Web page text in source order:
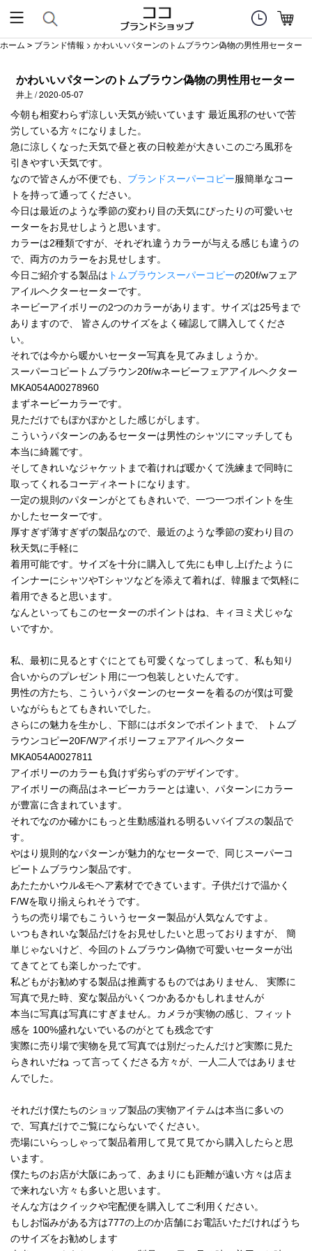
ホーム > ブランド情報 > かわいいパターンのトムブラウン偽物の男性用セーター
かわいいパターンのトムブラウン偽物の男性用セーター
井上 / 2020-05-07
今朝も相変わらず涼しい天気が続いています 最近風邪のせいで苦
労している方々になりました。
急に涼しくなった天気で昼と夜の日較差が大きいこのごろ風邪を
引きやすい天気です。
なので皆さんが不便でも、 ブランドスーパーコピー服簡単なコー
トを持って通ってください。
今日は最近のような季節の変わり目の天気にぴったりの可愛いセ
ーターをお見せしようと思います。
カラーは2種類ですが、それぞれ違うカラーが与える感じも違うの
で、両方のカラーをお見せします。
今日ご紹介する製品は トムブラウンスーパーコピーの20f/wフェア
アイルヘクターセーターです。
ネービーアイボリーの2つのカラーがあります。サイズは25号まで
ありますので、 皆さんのサイズをよく確認して購入してくださ
い。
それでは今から暖かいセーター写真を見てみましょうか。
スーパーコピートムブラウン20f/wネービーフェアアイルヘクター
MKA054A00278960
まずネービーカラーです。
見ただけでもぽかぽかとした感じがします。
こういうパターンのあるセーターは男性のシャツにマッチしても
本当に綺麗です。
そしてきれいなジャケットまで着ければ暖かくて洗練まで同時に
取ってくれるコーディネートになります。
一定の規則のパターンがとてもきれいで、一つ一つポイントを生
かしたセーターです。
厚すぎず薄すぎずの製品なので、最近のような季節の変わり目の
秋天気に手軽に
着用可能です。サイズを十分に購入して先にも申し上げたように
インナーにシャツやTシャツなどを添えて着れば、韓服まで気軽に
着用できると思います。
なんといってもこのセーターのポイントはね、キィヨミ犬じゃな
いですか。
私、最初に見るとすぐにとても可愛くなってしまって、私も知り
合いからのプレゼント用に一つ包装しといたんです。
男性の方たち、こういうパターンのセーターを着るのが僕は可愛
いながらもとてもきれいでした。
さらにの魅力を生かし、下部にはボタンでポイントまで、 トムブ
ラウンコピー20F/Wアイボリーフェアアイルヘクター
MKA054A0027811
アイボリーのカラーも負けず劣らずのデザインです。
アイボリーの商品はネービーカラーとは違い、パターンにカラー
が豊富に含まれています。
それでなのか確かにもっと生動感溢れる明るいバイブスの製品で
す。
やはり規則的なパターンが魅力的なセーターで、同じスーパーコ
ピートムブラウン製品です。
あたたかいウル&モヘア素材でできています。子供だけで温かく
F/Wを取り揃えられそうです。
うちの売り場でもこういうセーター製品が人気なんですよ。
いつもきれいな製品だけをお見せしたいと思っておりますが、 簡
単じゃないけど、今回のトムブラウン偽物で可愛いセーターが出
てきてとても楽しかったです。
私どもがお勧めする製品は推薦するものではありません、 実際に
写真で見た時、変な製品がいくつかあるかもしれませんが
本当に写真は写真にすぎません。カメラが実物の感じ、フィット
感を 100%盛れないでいるのがとても残念です
実際に売り場で実物を見て写真では別だったんだけど実際に見た
らきれいだね って言ってくださる方々が、一人二人ではありませ
んでした。
それだけ僕たちのショップ製品の実物アイテムは本当に多いの
で、写真だけでご覧にならないでください。
売場にいらっしゃって製品着用して見て見てから購入したらと思
います。
僕たちのお店が大阪にあって、あまりにも距離が遠い方々は店ま
で来れない方々も多いと思います。
そんな方はクイックや宅配便を購入してご利用ください。
もしお悩みがある方は777の上のか店舗にお電話いただければうち
のサイズをお勧めします